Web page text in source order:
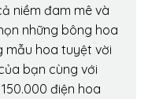
niềm đam mê và
những bông hoa
mẫu hoa tuyệt vời
bạn cùng với
điện hoa